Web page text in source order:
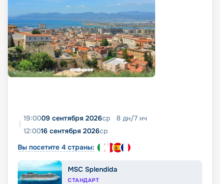
19:0009 сентября 2026ср 8 дн/7 нч
12:0016 сентября 2026ср
Вы посетите 4 страны:
MSC Splendida
СТАНДАРТ